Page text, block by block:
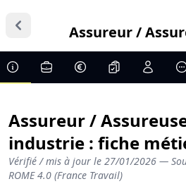
Assureur /
Assureur /
industrie : fiche
Vérifié / mis à jour le 27/01/2026 —
ROME 4.0 (France Travail)